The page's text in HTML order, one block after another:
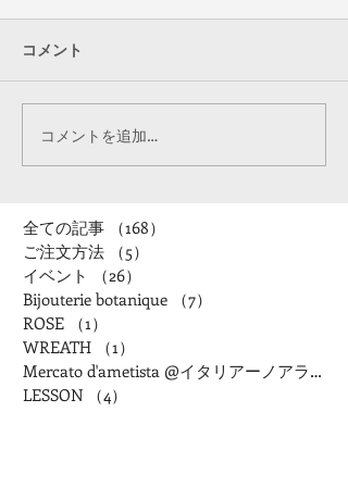
コメント
コメントを追加…
全ての記事 （168）
ご注文方法
（5）
イベント
（26）
Bijouterie botanique
（7）
ROSE
（1）
WREATH
（1）
Mercato d'ametista @イタリアーノアランチャ
LESSON
（4）